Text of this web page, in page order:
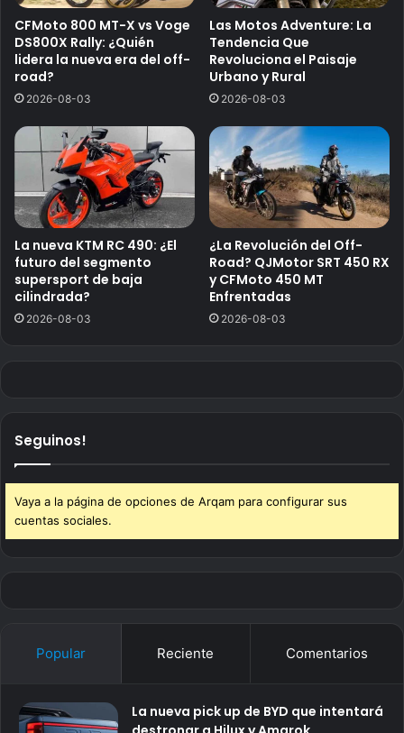
CFMoto 800 MT-X vs Voge
DS800X Rally: ¿Quién
lidera la nueva era del off-
road?
2026-08-03
Las Motos Adventure: La
Tendencia Que
Revoluciona el Paisaje
Urbano y Rural
2026-08-03
La nueva KTM RC 490: ¿El
futuro del segmento
supersport de baja
cilindrada?
2026-08-03
¿La Revolución del Off-
Road? QJMotor SRT 450 RX
y CFMoto 450 MT
Enfrentadas
2026-08-03
Seguinos!
Vaya a la página de opciones de Arqam para configurar sus
cuentas sociales.
Popular Reciente Comentarios
La nueva pick up de BYD que intentará